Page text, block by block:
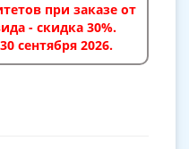
при заказе от
- скидка 30%.
сентября 2026.